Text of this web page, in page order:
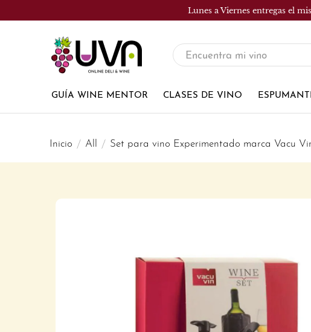
Lunes a Viernes entregas el
UVA
Tienda
de
vinos
GUÍA WINE MENTOR CLASES DE VINO
Inicio All Set para vino Experimentado marca Vacu